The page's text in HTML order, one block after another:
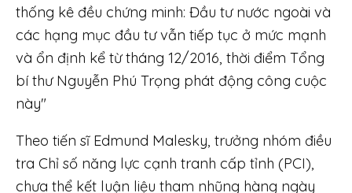
thống kê đều chứng minh: Đầu tư nước ngoài và
các hạng mục đầu tư vẫn tiếp tục ở mức mạnh
và ổn định kể từ tháng 12/2016, thời điểm Tổng
bí thư Nguyễn Phú Trọng phát động công cuộc
này"
Theo tiến sĩ Edmund Malesky, trưởng nhóm điều
tra Chỉ số năng lực cạnh tranh cấp tỉnh (PCI),
chưa thể kết luận liệu tham nhũng hàng ngày